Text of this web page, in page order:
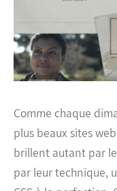
Comme chaque
plus beaux sites
brillent autant par
par leur technique,